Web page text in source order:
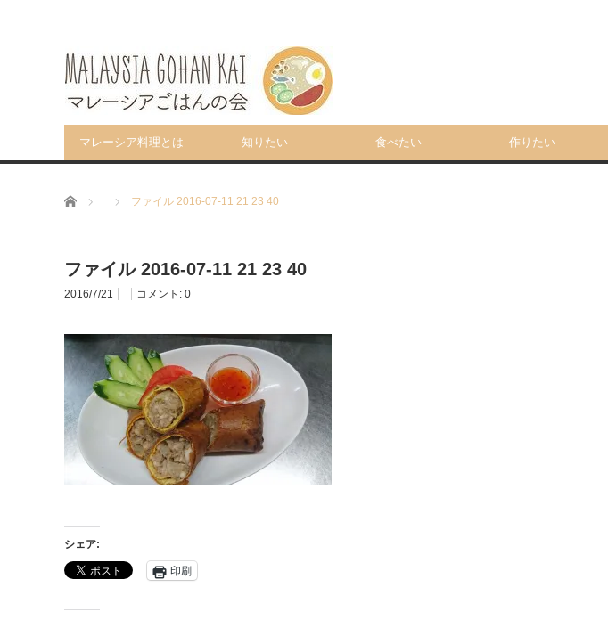
マレーシア料理とは 知りたい 食べたい 作りたい
ホーム ファイル 2016-07-11 21 23 40
ファイル 2016-07-11 21 23 40
2016/7/21 コメント: 0
シェア:
印刷